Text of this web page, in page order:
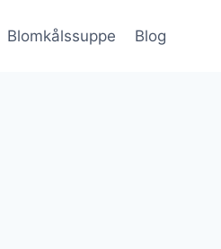
Blomkålssuppe Blog